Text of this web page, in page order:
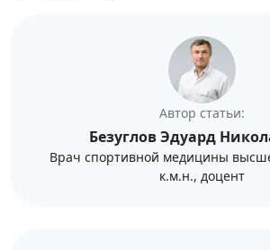
Автор статьи:
Безуглов Эдуард
Врач спортивной медицины
к.м.н., доцент